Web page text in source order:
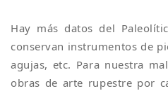
Hay más datos del
conservan instrumentos de
agujas, etc. Para nuestra
obras de arte rupestre por